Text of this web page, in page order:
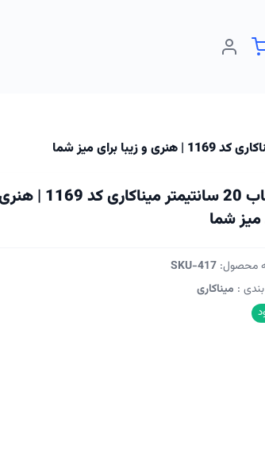
بشقاب 20 سانتیمتر
میز شما
محصول:SKU-417
: میناکاری